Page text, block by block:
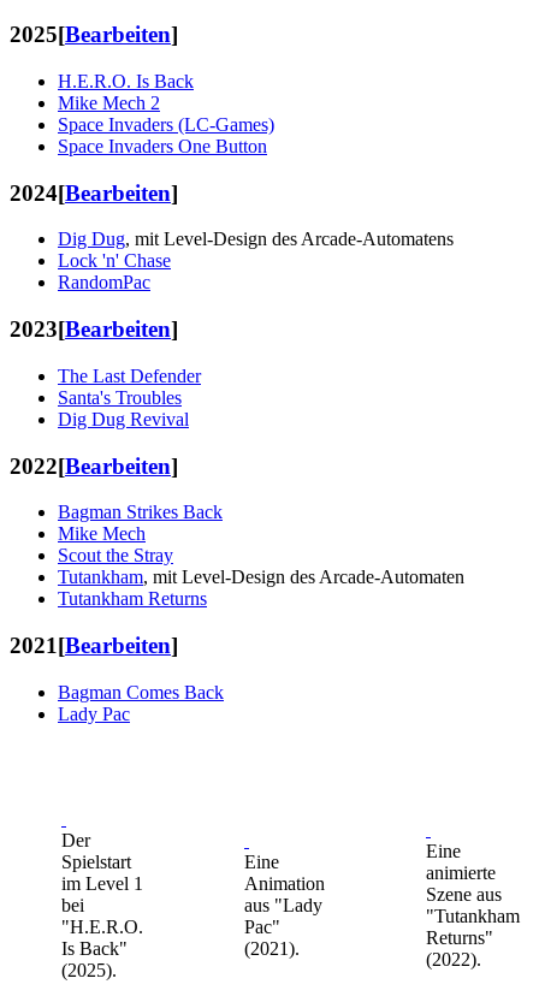
2025[Bearbeiten]
H.E.R.O. Is Back
Mike Mech 2
Space Invaders (LC-Games)
Space Invaders One Button
2024[Bearbeiten]
Dig Dug, mit Level-Design des Arcade-Automatens
Lock 'n' Chase
RandomPac
2023[Bearbeiten]
The Last Defender
Santa's Troubles
Dig Dug Revival
2022[Bearbeiten]
Bagman Strikes Back
Mike Mech
Scout the Stray
Tutankham, mit Level-Design des Arcade-Automaten
Tutankham Returns
2021[Bearbeiten]
Bagman Comes Back
Lady Pac
Der
Spielstart
im Level 1
bei
"H.E.R.O.
Is Back"
(2025).
Eine
Animation
aus "Lady
Pac"
(2021).
Eine
animierte
Szene aus
"Tutankham
Returns"
(2022).